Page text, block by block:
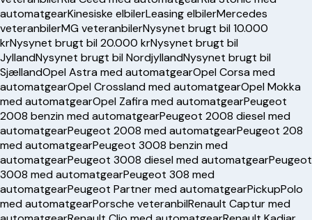
automatgearKinesiske elbilerLeasing elbilerMercedes
veteranbilerMG veteranbilerNysynet brugt bil 10.000
krNysynet brugt bil 20.000 krNysynet brugt bil
JyllandNysynet brugt bil NordjyllandNysynet brugt bil
SjællandOpel Astra med automatgearOpel Corsa med
automatgearOpel Crossland med automatgearOpel Mokka
med automatgearOpel Zafira med automatgearPeugeot
2008 benzin med automatgearPeugeot 2008 diesel med
automatgearPeugeot 2008 med automatgearPeugeot 208
med automatgearPeugeot 3008 benzin med
automatgearPeugeot 3008 diesel med automatgearPeugeot
3008 med automatgearPeugeot 308 med
automatgearPeugeot Partner med automatgearPickupPolo
med automatgearPorsche veteranbilRenault Captur med